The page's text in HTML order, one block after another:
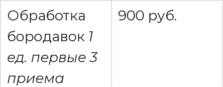
Обработка
бородавок 1
ед. первые 3
приема
900 руб.